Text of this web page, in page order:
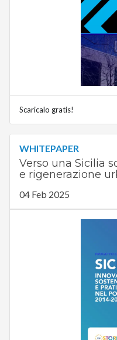
Scaricalo gratis!
WHITEPAPER
Verso una Sicilia
e rigenerazione
04 Feb 2025